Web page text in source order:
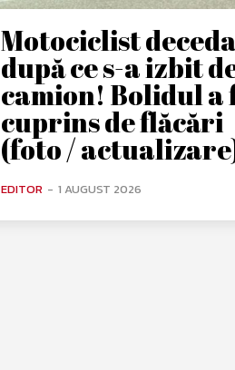
Motociclist
după ce s-a izbit
camion! Bolidul a
cuprins de flăcări
(foto /
EDITOR - 1 AUGUST 2026